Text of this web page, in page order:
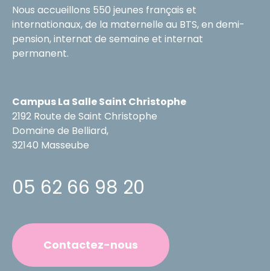
Nous accueillons 550 jeunes français et
internationaux, de la maternelle au BTS, en demi-
pension, internat de semaine et internat
permanent.
Campus La Salle Saint Christophe
2192 Route de Saint Christophe
Domaine de Belliard,
32140 Masseube
05 62 66 98 20
Contactez-nous